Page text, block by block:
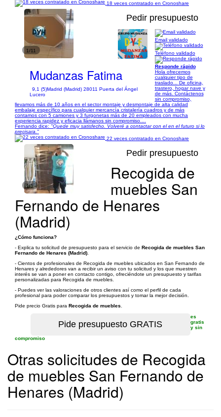
18 veces contratado en Cronoshare
1/11
Pedir presupuesto
Mudanzas Fatima
9,1 (5)Madrid (Madrid) 28011 Puerta del Ángel
Lucero
Email validado
Teléfono validado
Responde rápido
Hola ofrecemos
cualquier tipo de
traslado... De oficina,
trastero, hogar nave y
de más. Contáctenos
sin compromiso,
llevamos más de 10 años en el sector montaje y desmontaje de alta calidad
embalaje específico para cualquier mercancía cristalería cuadros y de más
contamos con 5 camiones y 3 furgonetas más de 20 empleados con mucha
experiencia rapidez y eficacia llámanos sin compromiso....
Fernando dice: "Quede muy satisfecho. Volveré a contactar con el en el futuro si lo
precisara."
22 veces contratado en Cronoshare
1/1
Pedir presupuesto
Recogida de
muebles San
Fernando de Henares
(Madrid)
¿Cómo funciona?
- Explica tu solicitud de presupuesto para el servicio de Recogida de muebles San
Fernando de Henares (Madrid)
- Cientos de profesionales de Recogida de muebles ubicados en San Fernando de
Henares y alrededores van a recibir un aviso con tu solicitud y los que muestren
interés se van a poner en contacto contigo, ofreciéndote un presupuesto y tarifas
personalizadas para Recogida de muebles.
- Puedes ver las valoraciones de otros clientes así como el perfil de cada
profesional para poder comparar los presupuestos y tomar la mejor decisión.
Pide precio Gratis para Recogida de muebles
es
gratis
y sin
compromiso
Otras solicitudes de Recogida
de muebles San Fernando de
Henares (Madrid)